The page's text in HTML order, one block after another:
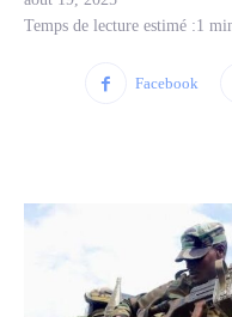
Temps de lecture estimé :1
Facebook